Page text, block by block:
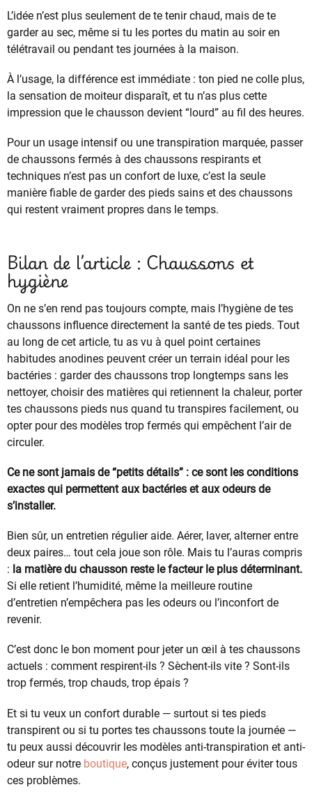
L’idée n’est plus seulement de te tenir chaud, mais de te
garder au sec, même si tu les portes du matin au soir en
télétravail ou pendant tes journées à la maison.
À l’usage, la différence est immédiate : ton pied ne colle plus,
la sensation de moiteur disparaît, et tu n’as plus cette
impression que le chausson devient “lourd” au fil des heures.
Pour un usage intensif ou une transpiration marquée, passer
de chaussons fermés à des chaussons respirants et
techniques n’est pas un confort de luxe, c’est la seule
manière fiable de garder des pieds sains et des chaussons
qui restent vraiment propres dans le temps.
Bilan de l’article : Chaussons et
hygiène
On ne s’en rend pas toujours compte, mais l’hygiène de tes
chaussons influence directement la santé de tes pieds. Tout
au long de cet article, tu as vu à quel point certaines
habitudes anodines peuvent créer un terrain idéal pour les
bactéries : garder des chaussons trop longtemps sans les
nettoyer, choisir des matières qui retiennent la chaleur, porter
tes chaussons pieds nus quand tu transpires facilement, ou
opter pour des modèles trop fermés qui empêchent l’air de
circuler.
Ce ne sont jamais de “petits détails” : ce sont les conditions
exactes qui permettent aux bactéries et aux odeurs de
s’installer.
Bien sûr, un entretien régulier aide. Aérer, laver, alterner entre
deux paires… tout cela joue son rôle. Mais tu l’auras compris
: la matière du chausson reste le facteur le plus déterminant.
Si elle retient l’humidité, même la meilleure routine
d’entretien n’empêchera pas les odeurs ou l’inconfort de
revenir.
C’est donc le bon moment pour jeter un œil à tes chaussons
actuels : comment respirent-ils ? Sèchent-ils vite ? Sont-ils
trop fermés, trop chauds, trop épais ?
Et si tu veux un confort durable — surtout si tes pieds
transpirent ou si tu portes tes chaussons toute la journée —
tu peux aussi découvrir les modèles anti-transpiration et anti-
odeur sur notre boutique, conçus justement pour éviter tous
ces problèmes.